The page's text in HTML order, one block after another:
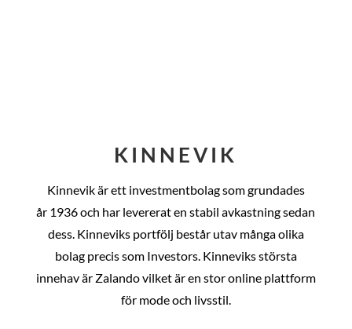
KINNEVIK
Kinnevik är ett investmentbolag som grundades
år 1936 och har levererat en stabil avkastning sedan
dess. Kinneviks portfölj består utav många olika
bolag precis som Investors. Kinneviks största
innehav är Zalando vilket är en stor online plattform
för mode och livsstil.